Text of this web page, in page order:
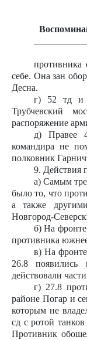
противника
себе. Она зан
Десна.
г) 52 тд и
Трубчевский
распоряжение
д) Правее
командира не
полковник Гарнич
9. Действия
а) Самым
было то, что
а также
Новгород-
б) На
противника
в) На
26.8 появились
действовали
г) 27.8
районе Погар и
которым не
сд с ротой
Противник